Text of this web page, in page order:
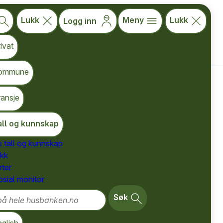
Lukk Logg inn Meny Lukk
og kunnskap
tall og kunnskap
monitor
hele husbanken.no
Søk
entreprenør og
i det fem